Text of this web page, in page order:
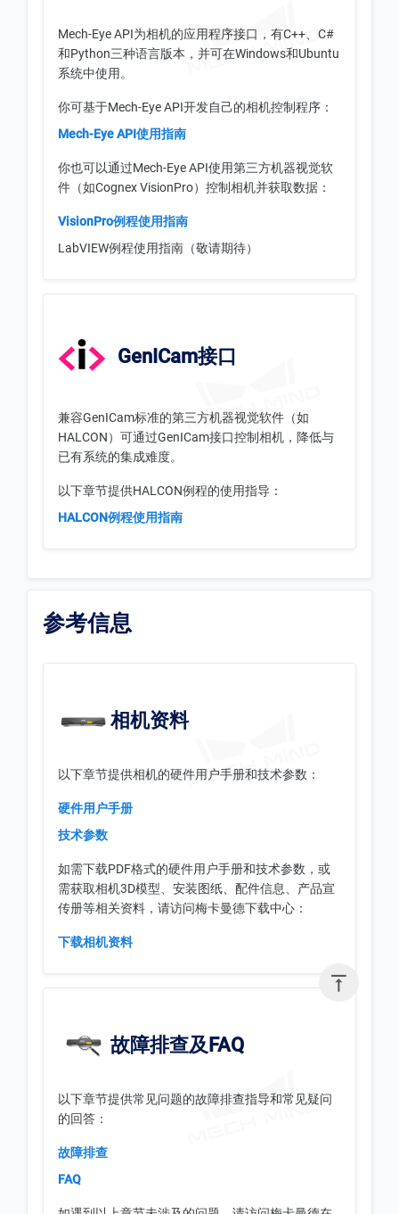

Mech-Eye API为相机的应用程序接口，有C++、C#
和Python三种语言版本，并可在Windows和Ubuntu
系统中使用。
你可基于Mech-Eye API开发自己的相机控制程序：
Mech-Eye API使用指南
你也可以通过Mech-Eye API使用第三方机器视觉软
件（如Cognex VisionPro）控制相机并获取数据：
VisionPro例程使用指南
LabVIEW例程使用指南（敬请期待）
GenICam接口
兼容GenICam标准的第三方机器视觉软件（如
HALCON）可通过GenICam接口控制相机，降低与
已有系统的集成难度。
以下章节提供HALCON例程的使用指导：
HALCON例程使用指南
参考信息
相机资料
以下章节提供相机的硬件用户手册和技术参数：
硬件用户手册
技术参数
如需下载PDF格式的硬件用户手册和技术参数，或
需获取相机3D模型、安装图纸、配件信息、产品宣
传册等相关资料，请访问梅卡曼德下载中心：
下载相机资料
故障排查及FAQ
以下章节提供常见问题的故障排查指导和常见疑问
的回答：
故障排查
FAQ